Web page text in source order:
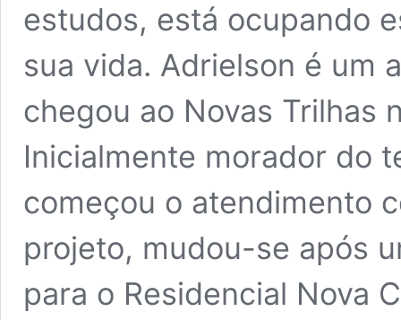
estudos, está ocupando
sua vida. Adrielson é um
chegou ao Novas Trilhas
Inicialmente morador do
começou o atendimento
projeto, mudou-se após
para o Residencial Nova